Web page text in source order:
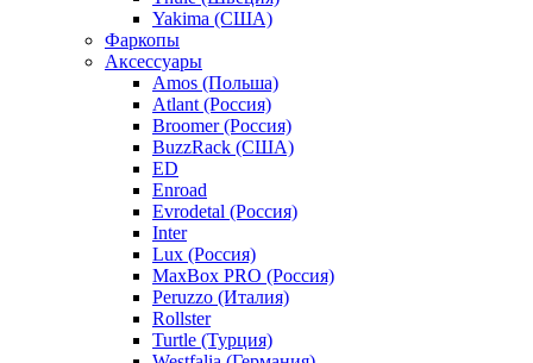
Yakima (США)
Фаркопы
Аксессуары
Amos (Польша)
Atlant (Россия)
Broomer (Россия)
BuzzRack (США)
ED
Enroad
Evrodetal (Россия)
Inter
Lux (Россия)
MaxBox PRO (Россия)
Peruzzo (Италия)
Rollster
Turtle (Турция)